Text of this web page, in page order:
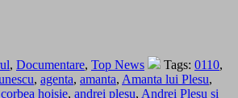
, Documentare, Top News Tags: 0110,
, agenta, amanta, Amanta lui Plesu,
hoisie, andrei plesu, Andrei Plesu si